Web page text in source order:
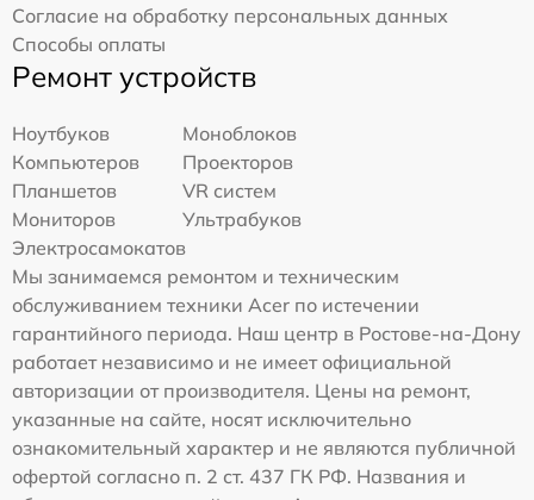
Согласие на обработку персональных данных
Способы оплаты
Ремонт устройств
Ноутбуков
Моноблоков
Компьютеров
Проекторов
Планшетов
VR систем
Мониторов
Ультрабуков
Электросамокатов
Мы занимаемся ремонтом и техническим
обслуживанием техники Acer по истечении
гарантийного периода. Наш центр в Ростове-на-Дону
работает независимо и не имеет официальной
авторизации от производителя. Цены на ремонт,
указанные на сайте, носят исключительно
ознакомительный характер и не являются публичной
офертой согласно п. 2 ст. 437 ГК РФ. Названия и